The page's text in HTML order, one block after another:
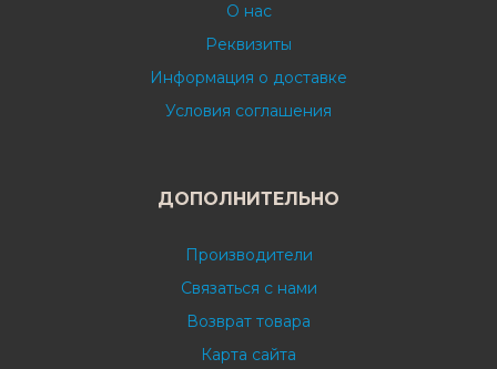
О нас
Реквизиты
Информация о доставке
Условия соглашения
ДОПОЛНИТЕЛЬНО
Производители
Связаться с нами
Возврат товара
Карта сайта